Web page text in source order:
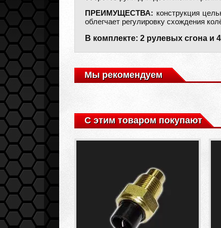
ПРЕИМУЩЕСТВА: конструкция
облегчает регулировку схождения
В комплекте: 2 рулевых сгона и
Мы рекомендуем
С этим товаром покупают